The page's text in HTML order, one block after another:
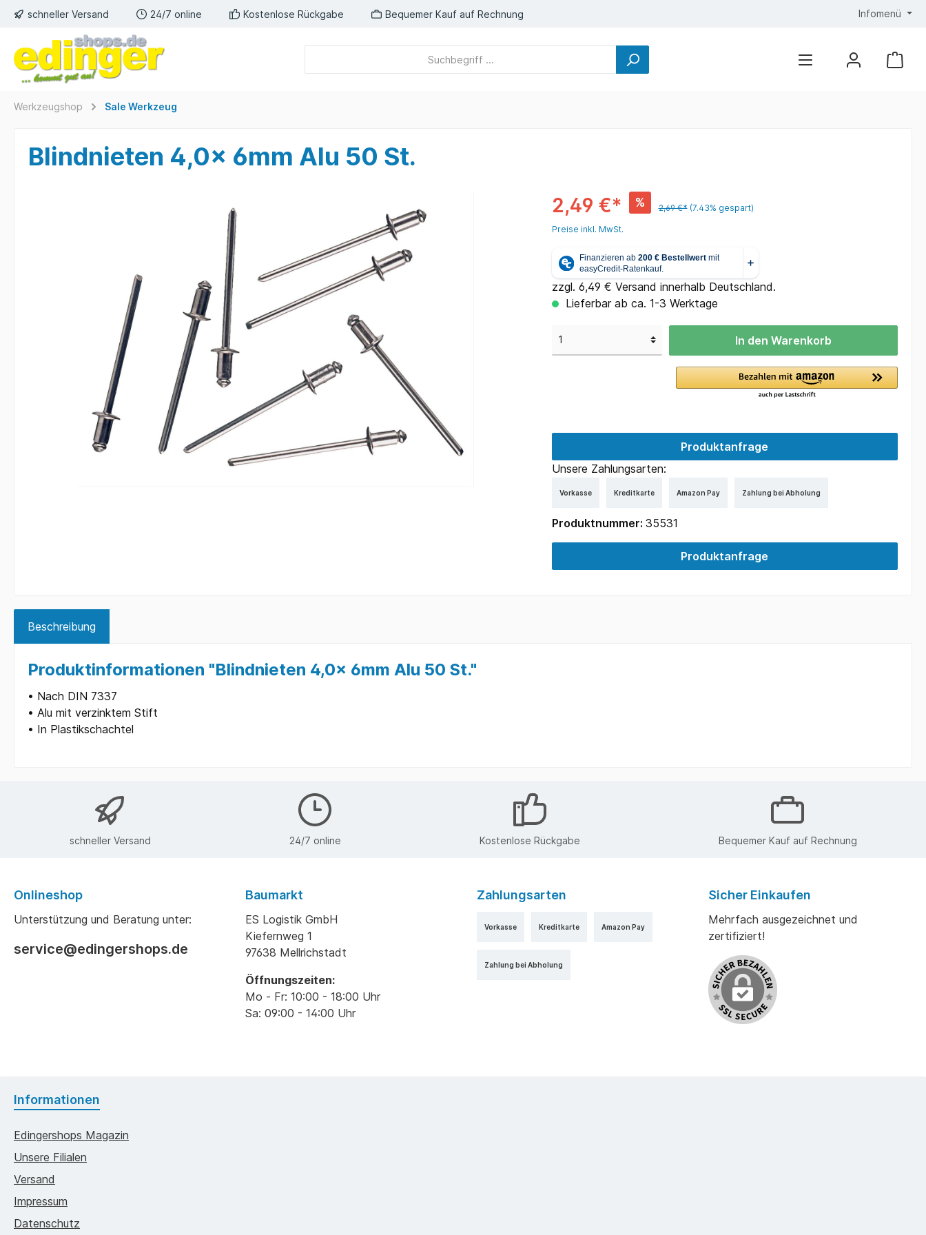
schneller Versand 24/7 online Kostenlose Rückgabe Bequemer Kauf auf Rechnung Infomenü
Werkzeugshop Sale Werkzeug
Blindnieten 4,0x 6mm Alu 50 St.
2,49 €* % 2,69 €* (7.43% gespart)
Preise inkl. MwSt.
zzgl. 6,49 € Versand innerhalb Deutschland.
Lieferbar ab ca. 1-3 Werktage
In den Warenkorb
Produktanfrage
Unsere Zahlungsarten:
Vorkasse Kreditkarte Amazon Pay Zahlung bei Abholung
Produktnummer: 35531
Produktanfrage
Beschreibung
Produktinformationen "Blindnieten 4,0x 6mm Alu 50 St."
• Nach DIN 7337
• Alu mit verzinktem Stift
• In Plastikschachtel
schneller Versand 24/7 online Kostenlose Rückgabe Bequemer Kauf auf Rechnung
Onlineshop
Unterstützung und Beratung unter:
service@edingershops.de
Baumarkt
ES Logistik GmbH
Kiefernweg 1
97638 Mellrichstadt
Öffnungszeiten:
Mo - Fr: 10:00 - 18:00 Uhr
Sa: 09:00 - 14:00 Uhr
Zahlungsarten
Vorkasse Kreditkarte Amazon Pay
Zahlung bei Abholung
Sicher Einkaufen
Mehrfach ausgezeichnet und
zertifiziert!
Informationen
Edingershops Magazin
Unsere Filialen
Versand
Impressum
Datenschutz